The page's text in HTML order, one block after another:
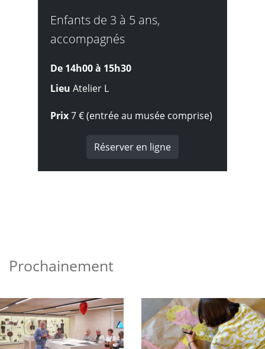
Enfants de 3 à 5 ans,
accompagnés
De 14h00 à 15h30
Lieu Atelier L
Prix7 € (entrée au musée comprise)
Réserver en ligne
Prochainement